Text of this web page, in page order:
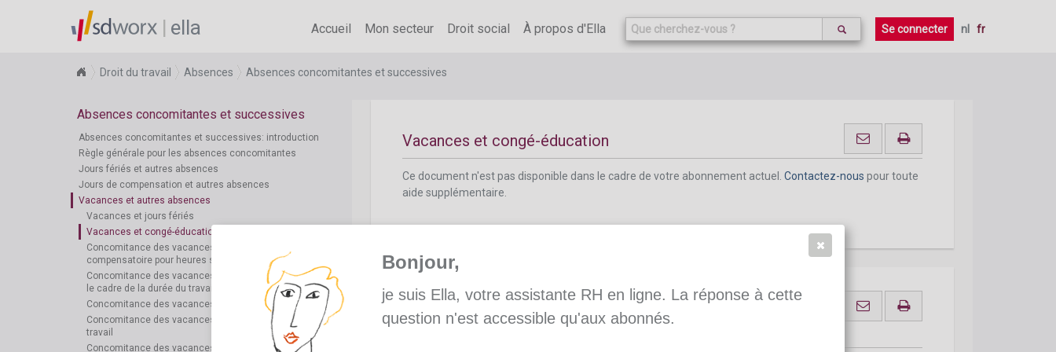
ella Accueil Mon secteur Droit social À propos d'Ella Se connecter nl fr
Droit du travail Absences Absences concomitantes et successives
Absences concomitantes et successives
Absences concomitantes et successives: introduction
Règle générale pour les absences concomitantes
Jours fériés et autres absences
Jours de compensation et autres absences
Vacances et autres absences
Vacances et jours fériés
Vacances et congé-éducation
Concomitance des vacances et des jours de repos
compensatoire pour heures supplémentaires
Concomitance des vacances et des jours de repos dans
le cadre de la durée du travail et repos du dimanche
Concomitance des vacances et d'un congé de maternité
Concomitance des vacances et d’une incapacité de
travail
Concomitance des vacances et des obligations
aide supplémentaire.
Vacances et congé-éducation
Ce document n'est pas disponible dans le cadre de votre abonnement actuel. Contactez-nous pour toute
aide supplémentaire.
Concomitance des vacances et des jours de repos
compensatoire pour heures supplémentaires
Bonjour,
je suis Ella, votre assistante RH en ligne. La réponse à cette
question n'est accessible qu'aux abonnés.